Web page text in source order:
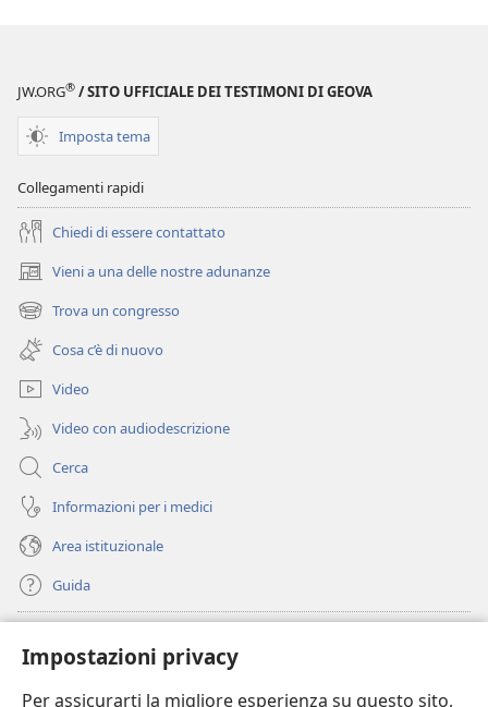
Impostazioni privacy
Per assicurarti la migliore esperienza su questo sito,
Annuario
del
JW.ORG® / SITO UFFICIALE DEI TESTIMONI DI GEOVA
Imposta tema
Collegamenti rapidi
Chiedi di essere contattato
Vieni a una delle nostre adunanze
(apre
una
nuova
finestra)
Trova un congresso
(apre
una
nuova
finestra)
Cosa c’è di nuovo
Video
Video con audiodescrizione
Cerca
Informazioni per i medici
Area istituzionale
Guida
(apre
una
nuova BIBLIOTECA ONLINE Watchtower